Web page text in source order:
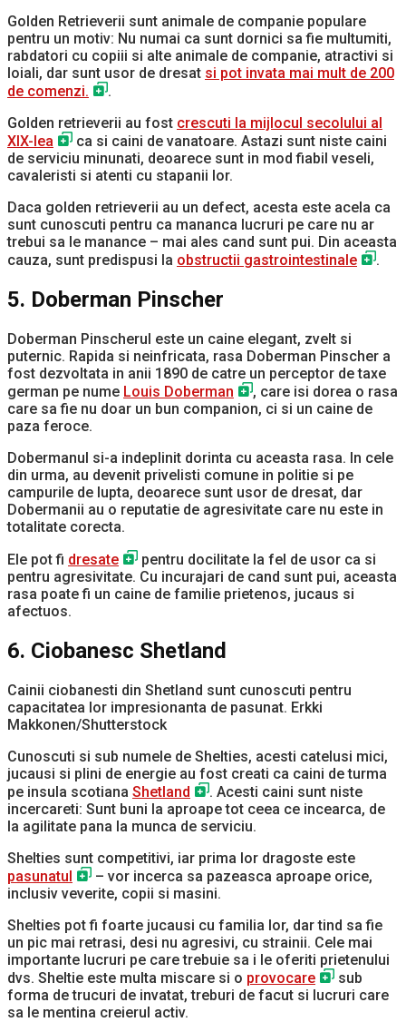
Golden Retrieverii sunt animale de companie populare
pentru un motiv: Nu numai ca sunt dornici sa fie multumiti,
rabdatori cu copiii si alte animale de companie, atractivi si
loiali, dar sunt usor de dresat si pot invata mai mult de 200
de comenzi.
.
Golden retrieverii au fost crescuti la mijlocul secolului al
XIX-lea
ca si caini de vanatoare. Astazi sunt niste caini
de serviciu minunati, deoarece sunt in mod fiabil veseli,
cavaleristi si atenti cu stapanii lor.
Daca golden retrieverii au un defect, acesta este acela ca
sunt cunoscuti pentru ca mananca lucruri pe care nu ar
trebui sa le manance – mai ales cand sunt pui. Din aceasta
cauza, sunt predispusi la obstructii gastrointestinale .
5. Doberman Pinscher
Doberman Pinscherul este un caine elegant, zvelt si
puternic. Rapida si neinfricata, rasa Doberman Pinscher a
fost dezvoltata in anii 1890 de catre un perceptor de taxe
german pe nume Louis Doberman
, care isi dorea o rasa
care sa fie nu doar un bun companion, ci si un caine de
paza feroce.
Dobermanul si-a indeplinit dorinta cu aceasta rasa. In cele
din urma, au devenit privelisti comune in politie si pe
campurile de lupta, deoarece sunt usor de dresat, dar
Dobermanii au o reputatie de agresivitate care nu este in
totalitate corecta.
Ele pot fi dresate
pentru docilitate la fel de usor ca si
pentru agresivitate. Cu incurajari de cand sunt pui, aceasta
rasa poate fi un caine de familie prietenos, jucaus si
afectuos.
6. Ciobanesc Shetland
Cainii ciobanesti din Shetland sunt cunoscuti pentru
capacitatea lor impresionanta de pasunat. Erkki
Makkonen/Shutterstock
Cunoscuti si sub numele de Shelties, acesti catelusi mici,
jucausi si plini de energie au fost creati ca caini de turma
pe insula scotiana Shetland
. Acesti caini sunt niste
incercareti: Sunt buni la aproape tot ceea ce incearca, de
la agilitate pana la munca de serviciu.
Shelties sunt competitivi, iar prima lor dragoste este
pasunatul
– vor incerca sa pazeasca aproape orice,
inclusiv veverite, copii si masini.
Shelties pot fi foarte jucausi cu familia lor, dar tind sa fie
un pic mai retrasi, desi nu agresivi, cu strainii. Cele mai
importante lucruri pe care trebuie sa i le oferiti prietenului
dvs. Sheltie este multa miscare si o provocare
sub
forma de trucuri de invatat, treburi de facut si lucruri care
sa le mentina creierul activ.